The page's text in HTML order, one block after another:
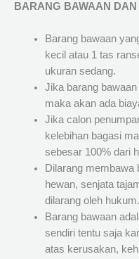
BARANG BAWAAN DAN
Barang bawaan
kecil atau 1 tas
ukuran sedang.
Jika barang
maka akan ada
Jika calon
kelebihan bagasi
sebesar 100% dari
Dilarang membawa
hewan, senjata
dilarang oleh hukum.
Barang bawaan
sendiri tentu saja
atas kerusakan,